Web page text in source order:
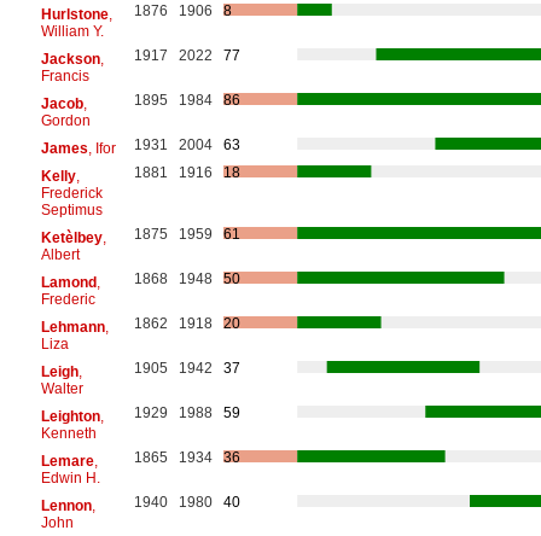
Hurlstone,
William Y.
1876 1906 8
Jackson,
Francis
1917 2022 77
Jacob,
Gordon
1895 1984 86
James , Ifor 1931 2004
63
Kelly,
Frederick
Septimus
1881 1916 18
Ketèlbey,
Albert
1875 1959 61
Lamond,
Frederic
1868 1948 50
Lehmann,
Liza
1862 1918 20
Leigh,
Walter
1905 1942 37
Leighton,
Kenneth
1929 1988 59
Lemare,
Edwin H.
1865 1934 36
Lennon,
John
1940 1980 40